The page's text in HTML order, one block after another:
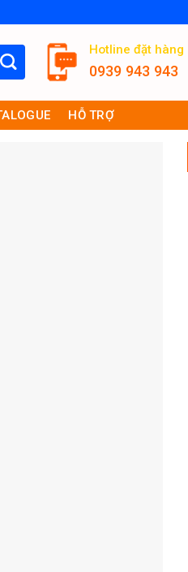
Hotline đặt hàng
0939 943 943
HỖ TRỢ